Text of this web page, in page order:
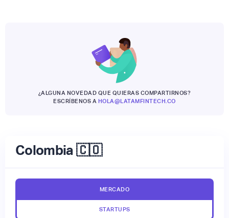
¿ALGUNA NOVEDAD QUE QUIERAS COMPARTIRNOS?
ESCRÍBENOS A HOLA@LATAMFINTECH.CO
Colombia 🇨🇴
MERCADO
STARTUPS